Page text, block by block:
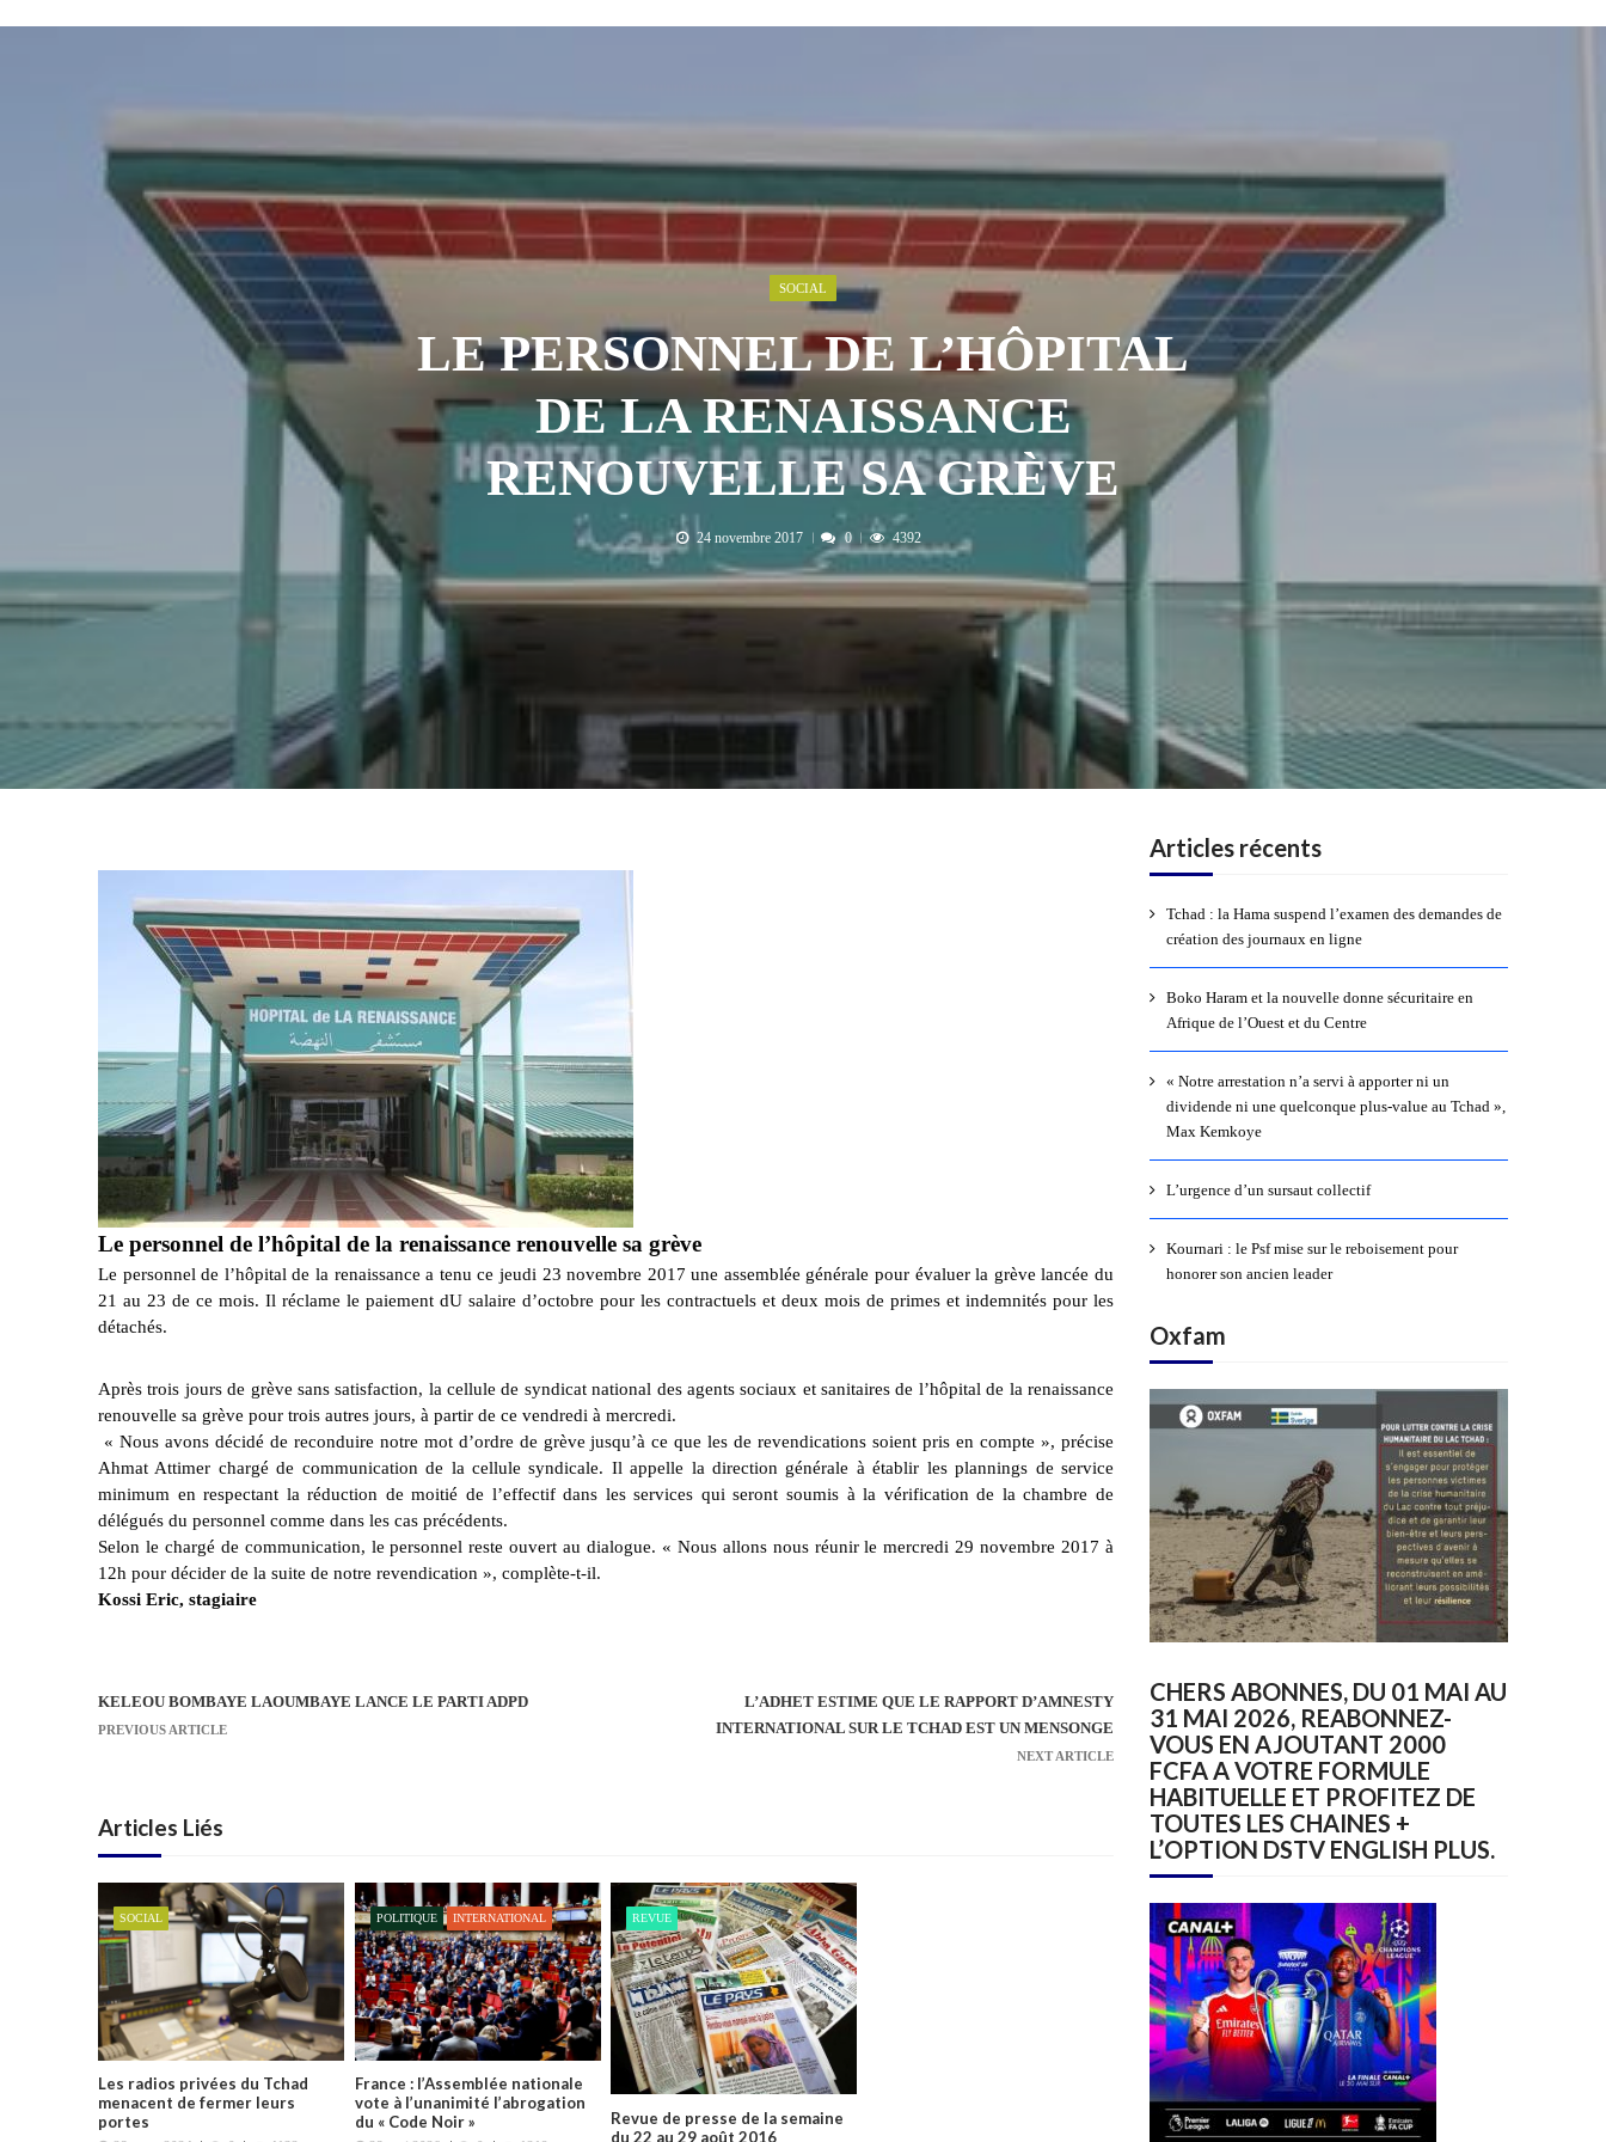
L’urgence d’un sursaut collectif 3 AOÛT 2026
« Notre arrestation n’a servi à apporter ni un dividende ni une quelconque plus-... 3 AOÛT 2026
SOCIAL
LE PERSONNEL DE L’HÔPITAL
DE LA RENAISSANCE
RENOUVELLE SA GRÈVE
24 novembre 2017 0 4392
Le personnel de l’hôpital de la renaissance renouvelle sa grève
Le personnel de l’hôpital de la renaissance a tenu ce jeudi 23 novembre 2017 une assemblée générale pour évaluer la grève lancée du
21 au 23 de ce mois. Il réclame le paiement dU salaire d’octobre pour les contractuels et deux mois de primes et indemnités pour les
détachés.
Après trois jours de grève sans satisfaction, la cellule de syndicat national des agents sociaux et sanitaires de l’hôpital de la renaissance
renouvelle sa grève pour trois autres jours, à partir de ce vendredi à mercredi.
« Nous avons décidé de reconduire notre mot d’ordre de grève jusqu’à ce que les de revendications soient pris en compte », précise
Ahmat Attimer chargé de communication de la cellule syndicale. Il appelle la direction générale à établir les plannings de service
minimum en respectant la réduction de moitié de l’effectif dans les services qui seront soumis à la vérification de la chambre de
délégués du personnel comme dans les cas précédents.
Selon le chargé de communication, le personnel reste ouvert au dialogue. « Nous allons nous réunir le mercredi 29 novembre 2017 à
12h pour décider de la suite de notre revendication », complète-t-il.
Kossi Eric, stagiaire
N
i
g
t
i
o
n
d
e
l
’
KELEOU BOMBAYE LAOUMBAYE LANCE LE PARTI ADPD
PREVIOUS ARTICLE
L’ADHET ESTIME QUE LE RAPPORT D’AMNESTY
INTERNATIONAL SUR LE TCHAD EST UN MENSONGE
NEXT ARTICLE
Articles Liés
SOCIAL
Les radios privées du Tchad
menacent de fermer leurs
portes
POLITIQUE INTERNATIONAL
France : l’Assemblée nationale
vote à l’unanimité l’abrogation
du « Code Noir »
REVUE
Revue de presse de la semaine
du 22 au 29 août 2016
Articles récents
Tchad : la Hama suspend l’examen des demandes de
création des journaux en ligne
Boko Haram et la nouvelle donne sécuritaire en
Afrique de l’Ouest et du Centre
« Notre arrestation n’a servi à apporter ni un
dividende ni une quelconque plus-value au Tchad »,
Max Kemkoye
L’urgence d’un sursaut collectif
Kournari : le Psf mise sur le reboisement pour
honorer son ancien leader
Oxfam
CHERS ABONNES, DU 01 MAI AU
31 MAI 2026, REABONNEZ-
VOUS EN AJOUTANT 2000
FCFA A VOTRE FORMULE
HABITUELLE ET PROFITEZ DE
TOUTES LES CHAINES +
L’OPTION DSTV ENGLISH PLUS.